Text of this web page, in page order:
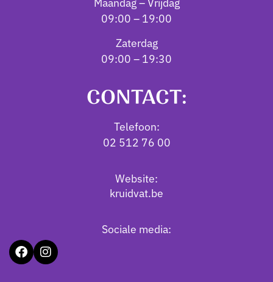
09:00 – 19:00
Zaterdag
09:00 – 19:30
CONTACT:
Telefoon:
02 512 76 00
Website:
kruidvat.be
Sociale media: